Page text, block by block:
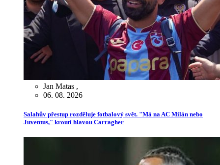
Jan Matas ,
06. 08. 2026
Salahův přestup rozděluje fotbalový svět. "Má na AC Milán nebo
Juventus," kroutí hlavou Carragher